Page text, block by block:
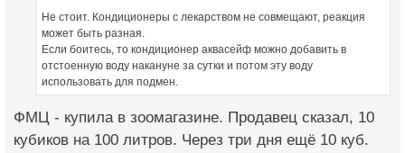
Не стоит. Кондиционеры с лекарством не совмещают, реакция
может быть разная.
Если боитесь, то кондиционер аквасейф можно добавить в
отстоенную воду накануне за сутки и потом эту воду
использовать для подмен.
ФМЦ - купила в зоомагазине. Продавец сказал, 10
кубиков на 100 литров. Через три дня ещё 10 куб.